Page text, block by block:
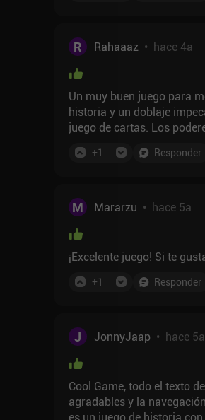
R Rahaaaz• hace 4a
Un muy buen juego para
historia y un doblaje
juego de cartas. Los
comienzo un poco tenso,
+1 Responder
M Mararzu • hace 5a
¡Excelente juego! Si te
+1 Responder
J JonnyJaap• hace 5a
Cool Game, todo el texto
agradables y la